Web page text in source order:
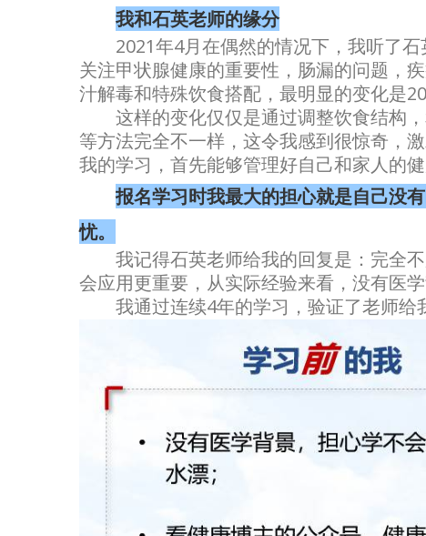
我和石英老师的缘分
2021年4月在偶然的情况下，我听了
关注甲状腺健康的重要性，肠漏的问题，
汁解毒和特殊饮食搭配，最明显的变化是
这样的变化仅仅是通过调整饮食结构
等方法完全不一样，这令我感到很惊奇，
我的学习，首先能够管理好自己和家人的
报名学习时我最大的担心就是自己没
忧。
我记得石英老师给我的回复是：完全
会应用更重要，从实际经验来看，没有医
我通过连续4年的学习，验证了老师给